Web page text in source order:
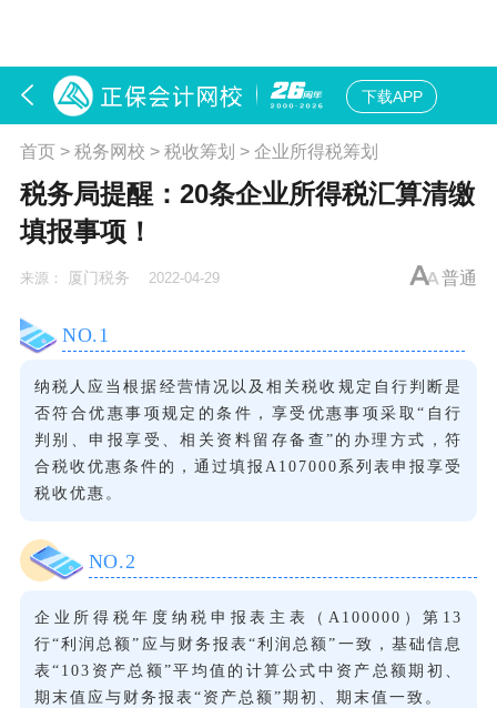
下载APP
首页> 税务网校 > 税收筹划 > 企业所得税筹划
税务局提醒：20条企业所得税汇算清缴
填报事项！
来源： 厦门税务 2022-04-29 普通
NO.1
纳税人应当根据经营情况以及相关税收规定自行判断是
否符合优惠事项规定的条件，享受优惠事项采取“自行
判别、申报享受、相关资料留存备查”的办理方式，符
合税收优惠条件的，通过填报A107000系列表申报享受
税收优惠。
NO.2
企业所得税年度纳税申报表主表（A100000）第13
行“利润总额”应与财务报表“利润总额”一致，基础信息
表“103资产总额”平均值的计算公式中资产总额期初、
期末值应与财务报表“资产总额”期初、期末值一致。